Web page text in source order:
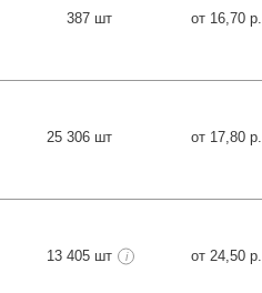
387 шт от 16,70 р.
25 306 шт от 17,80 р.
13 405 шт i от 24,50 р.